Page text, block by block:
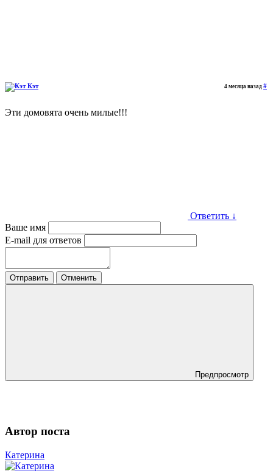
Кэт 4 месяца назад #
Эти домовята очень милые!!!
Ответить ↓
Ваше имя
E-mail для ответов
Отправить Отменить
Предпросмотр
Автор поста
Катерина